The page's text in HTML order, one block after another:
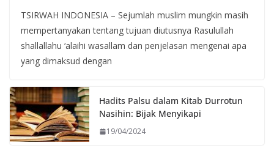
TSIRWAH INDONESIA – Sejumlah muslim mungkin masih
mempertanyakan tentang tujuan diutusnya Rasulullah
shallallahu ‘alaihi wasallam dan penjelasan mengenai apa
yang dimaksud dengan
Hadits Palsu dalam Kitab Durrotun
Nasihin: Bijak Menyikapi
19/04/2024